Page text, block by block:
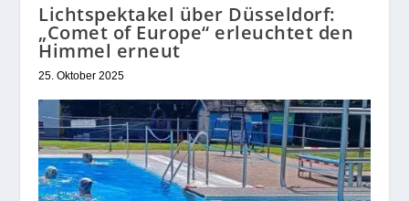
Lichtspektakel über Düsseldorf:
„Comet of Europe“ erleuchtet den
Himmel erneut
25. Oktober 2025